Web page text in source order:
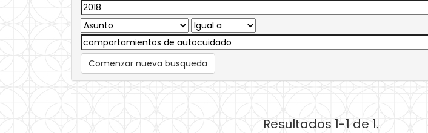
Comenzar nueva busqueda
Resultados 1-1 de 1.